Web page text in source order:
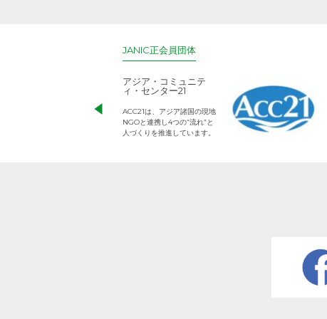
JANIC正会員団体
アジア・コミュニテ
ィ・センター21
ACC21は、アジア諸国の現地
NGOと連携し4つの“流れ”と
人づくりを推進しています。